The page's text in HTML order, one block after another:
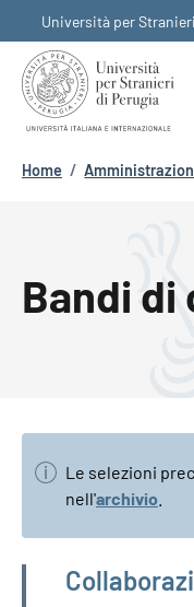
Università per
Briciole di
Home /
Bandi di
Le selezioni
nell'archivio